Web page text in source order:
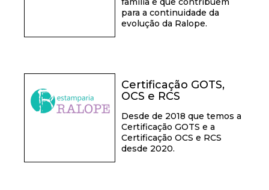
para a continuidade da
evolução da Ralope.
Certificação GOTS,
OCS e RCS
Desde de 2018 que temos a
Certificação GOTS e a
Certificação OCS e RCS
desde 2020.